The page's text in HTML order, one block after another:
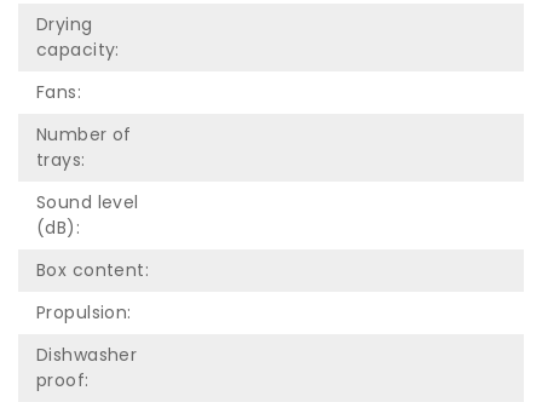
Drying
capacity:
Fans:
Number of
trays:
Sound level
(dB):
Box content:
Propulsion:
Dishwasher
proof: